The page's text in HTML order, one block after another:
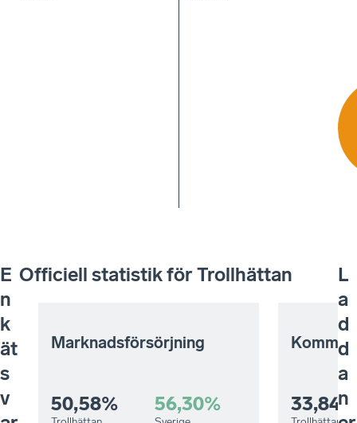
E
n
k
ät
s
v
Officiell statistik förTrollhättan
Marknadsförsörjning
50,58% 56,30% 33,84%
L
a
d
d
a
n